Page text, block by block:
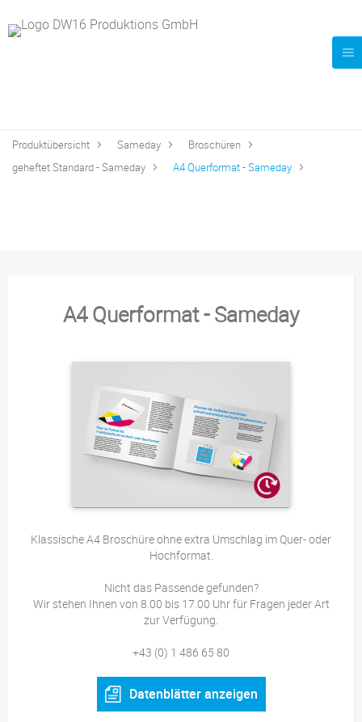
Produktübersicht Sameday
Broschüren
geheftet Standard - Sameday
A4 Querformat - Sameday
A4 Querformat - Sameday
Klassische A4 Broschüre ohne extra Umschlag im Quer- oder
Hochformat.
Nicht das Passende gefunden?
Wir stehen Ihnen von 8.00 bis 17.00 Uhr für Fragen jeder Art
zur Verfügung.
+43 (0) 1 486 65 80
Datenblätter anzeigen